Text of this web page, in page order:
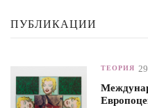
ПУБЛИКАЦИИ
ТЕОРИЯ